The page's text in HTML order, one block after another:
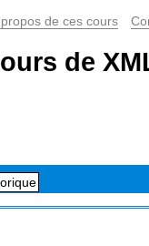
de ces cours
de